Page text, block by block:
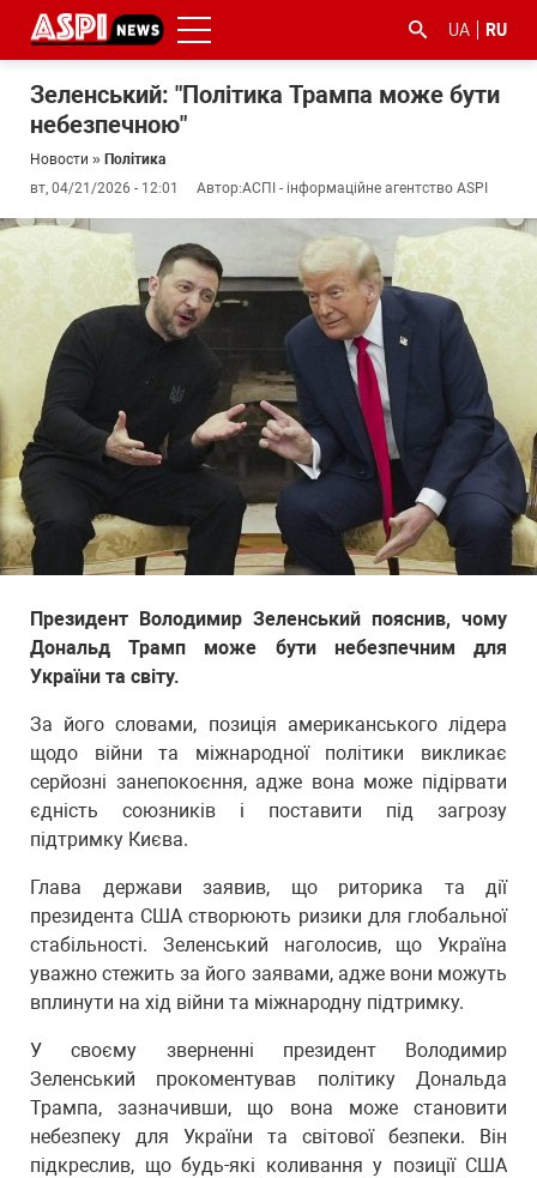
UA RU
Зеленський: "Політика Трампа може бути
небезпечною"
Новости » Політика
вт, 04/21/2026 - 12:01
Автор:АСПІ - інформаційне агентство ASPI
Президент Володимир Зеленський пояснив, чому
Дональд Трамп може бути небезпечним для
України та світу.
За його словами, позиція американського лідера
щодо війни та міжнародної політики викликає
серйозні занепокоєння, адже вона може підірвати
єдність союзників і поставити під загрозу
підтримку Києва.
Глава держави заявив, що риторика та дії
президента США створюють ризики для глобальної
стабільності. Зеленський наголосив, що Україна
уважно стежить за його заявами, адже вони можуть
вплинути на хід війни та міжнародну підтримку.
У своєму зверненні президент Володимир
Зеленський прокоментував політику Дональда
Трампа, зазначивши, що вона може становити
небезпеку для України та світової безпеки. Він
підкреслив, що будь-які коливання у позиції США
#боротьба
корупцією
#гфс #Киев #коронавірус